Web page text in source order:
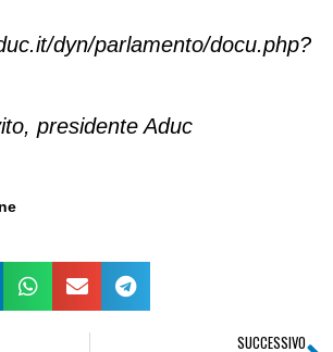
dyn/parlamento/docu.php?
presidente Aduc
SUCCESSIVO